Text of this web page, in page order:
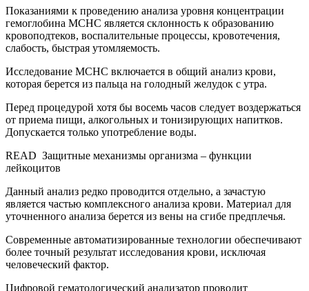
Показаниями к проведению анализа уровня концентрации
гемоглобина MCHC является склонность к образованию
кровоподтеков, воспалительные процессы, кровотечения,
слабость, быстрая утомляемость.
Исследование МСНС включается в общий анализ крови,
которая берется из пальца на голодный желудок с утра.
Перед процедурой хотя бы восемь часов следует воздержаться
от приема пищи, алкогольных и тонизирующих напитков.
Допускается только употребление воды.
READ Защитные механизмы организма – функции
лейкоцитов
Данный анализ редко проводится отдельно, а зачастую
является частью комплексного анализа крови. Материал для
уточненного анализа берется из вены на сгибе предплечья.
Современные автоматизированные технологии обеспечивают
более точный результат исследования крови, исключая
человеческий фактор.
Цифровой гематологический анализатор проводит